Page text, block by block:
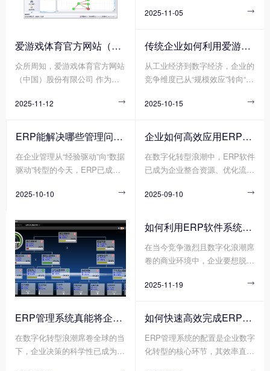
爱游戏体育官方网站（中国）股份有限公司 分为哪几种类型?
众所周知，爱游戏体育官方网站
（中国）股份有限公司 作为数
财务、供应链、生产、人力资源
管理的“数字中枢”。然而，不同
行业(如离散制造与流程制造)、
不同规模(如初创企业与跨国集
团)、不同业务模式(如项目制与
育官方网站（中国）股份有限公
制化程度的需求截然不同。
2025-11-12 
规漏洞、库存积压等问题，轻则
存。在此背景下，ERP软件作为
企业数字化转型的基石，凭借其
数据整合、流程标准化与实时监
控能力，正成为企业规避风险的
2025-11-05 
传统企业如何利用爱游戏体育官方网站（中国）股份有限公司 重塑竞争力?
从工业经济到数字经济，企业的
竞争维度已从“规模效应”转向“敏
定性的市场中实现韧性增长，爱
有限公司 作为企业资源整合的
核心工具，正成为重塑竞争力的
关键抓手。通过打通数据孤岛、
优化业务流程、赋能智能决策，
份有限公司 正帮助传统企业实
跨越式升级。那么您知道传统企
（中国）股份有限公司 重塑竞
争力吗?
2025-10-15 
ERP能解决哪些管理问题?
在企业管理从“经验驱动”向“数据
驱动”转型的今天，ERP已成为
营的核心工具。它通过整合资
为企业提供了一体化的管理解决
方案。无论是成本控制、决策效
率还是供应链协同，ERP正帮助
企业解决那些传统管理模式
下“想改却改不动”的深层问题。
2025-10-10 
企业如何高效应用ERP软件?
在数字化转型浪潮中，ERP软件
已成为企业整合资源、优化流
而，许多企业投入巨资引入ERP
效等问题陷入“上不去、下不
来”的困境。那么您知道企业如
何高效应用ERP软件吗?
2025-09-10 
ERP管理系统真能将企业数据转化为可执行决策吗?
在数字化转型浪潮席卷全球的当
下，企业决策的科学性已成为决
如何利用ERP软件系统更好提升企业运营效率?
在当今竞争激烈且数字化浪潮席
卷的商业环境中，企业要想脱颖
营效率是关键所在。而ERP软件
正凭借其强大的整合与协同能
力，成为企业提升运营效率的得
力助手。
2025-11-19 
如何快速高效完成ERP管理系统配置?
ERP管理系统的配置是企业数字
化转型的核心环节，其效率直接